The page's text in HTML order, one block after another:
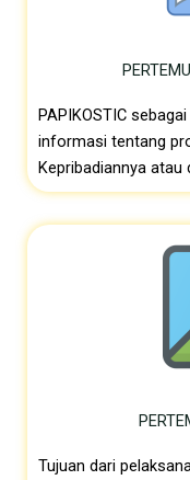
PAPIKOSTIC
informasi tentang
Kepribadiannya atau
Tujuan dari